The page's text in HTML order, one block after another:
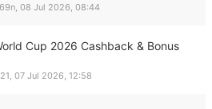
, 08 Jul 2026, 08:44
Cup 2026 Cashback & Bonus
, 07 Jul 2026, 12:58